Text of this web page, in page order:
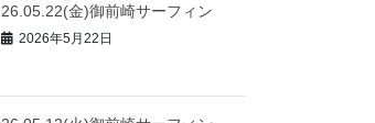
26.05.22(金)御前崎サーフィン
2026年5月22日